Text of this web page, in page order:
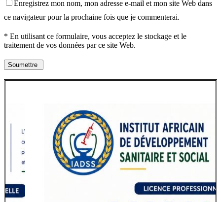
Enregistrez mon nom, mon adresse e-mail et mon site Web dans
ce navigateur pour la prochaine fois que je commenterai.
* En utilisant ce formulaire, vous acceptez le stockage et le
traitement de vos données par ce site Web.